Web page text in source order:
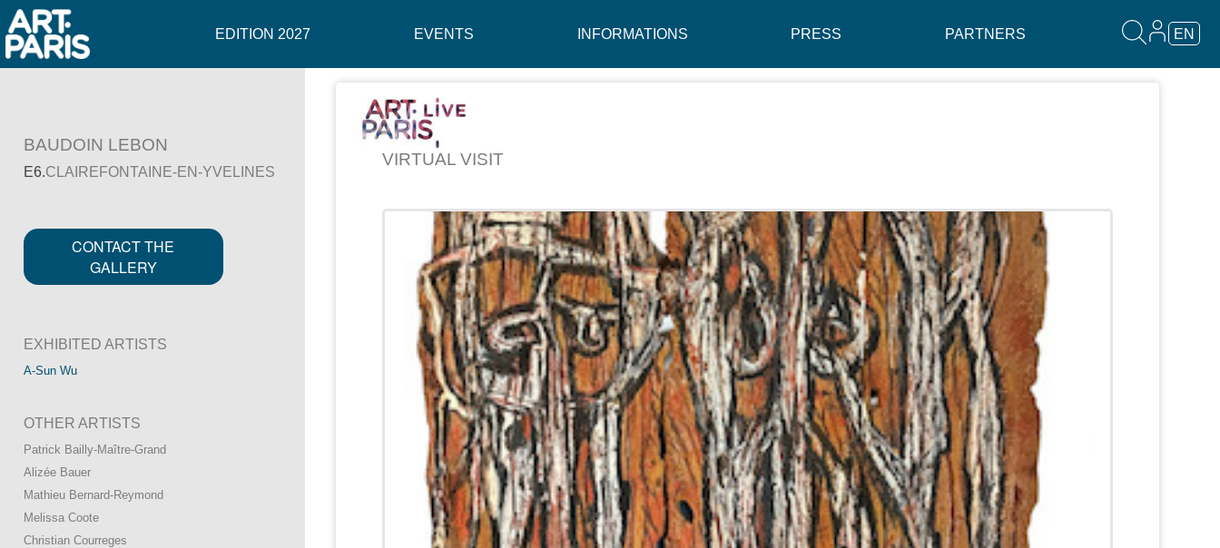
EDITION 2027 EVENTS INFORMATIONS PRESS PARTNERS EN
BAUDOIN LEBON
E6.CLAIREFONTAINE-EN-YVELINES
CONTACT THE
GALLERY
EXHIBITED ARTISTS
A-Sun Wu
OTHER ARTISTS
Patrick Bailly-Maître-Grand
Alizée Bauer
Mathieu Bernard-Reymond
Melissa Coote
Christian Courreges
VIRTUAL VISIT